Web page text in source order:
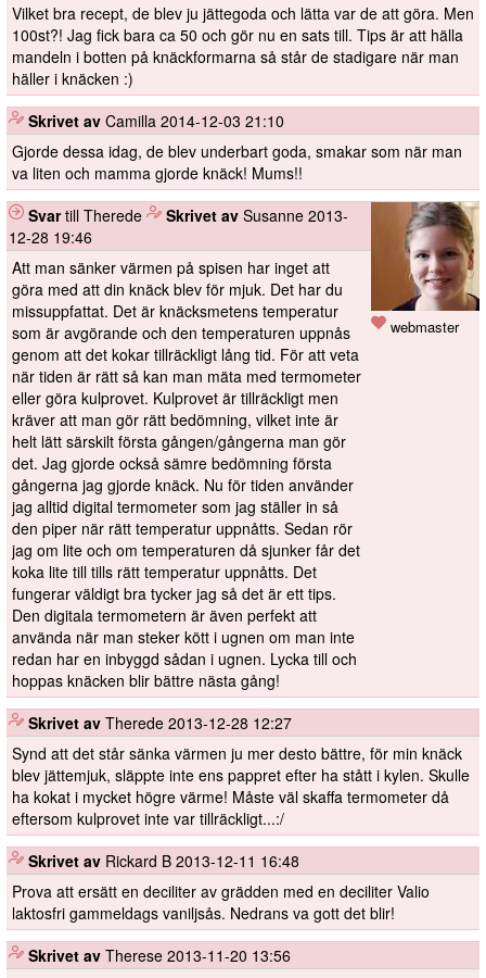
Vilket bra recept, de blev ju jättegoda och lätta var de att göra. Men
100st?! Jag fick bara ca 50 och gör nu en sats till. Tips är att hälla
mandeln i botten på knäckformarna så står de stadigare när man
häller i knäcken :)
Skrivet av Camilla 2014-12-03 21:10
Gjorde dessa idag, de blev underbart goda, smakar som när man
va liten och mamma gjorde knäck! Mums!!
webmaster
Svartill Therede Skrivet av Susanne 2013-
12-28 19:46
Att man sänker värmen på spisen har inget att
göra med att din knäck blev för mjuk. Det har du
missuppfattat. Det är knäcksmetens temperatur
som är avgörande och den temperaturen uppnås
genom att det kokar tillräckligt lång tid. För att veta
när tiden är rätt så kan man mäta med termometer
eller göra kulprovet. Kulprovet är tillräckligt men
kräver att man gör rätt bedömning, vilket inte är
helt lätt särskilt första gången/gångerna man gör
det. Jag gjorde också sämre bedömning första
gångerna jag gjorde knäck. Nu för tiden använder
jag alltid digital termometer som jag ställer in så
den piper när rätt temperatur uppnåtts. Sedan rör
jag om lite och om temperaturen då sjunker får det
koka lite till tills rätt temperatur uppnåtts. Det
fungerar väldigt bra tycker jag så det är ett tips.
Den digitala termometern är även perfekt att
använda när man steker kött i ugnen om man inte
redan har en inbyggd sådan i ugnen. Lycka till och
hoppas knäcken blir bättre nästa gång!
Skrivet av Therede 2013-12-28 12:27
Synd att det står sänka värmen ju mer desto bättre, för min knäck
blev jättemjuk, släppte inte ens pappret efter ha stått i kylen. Skulle
ha kokat i mycket högre värme! Måste väl skaffa termometer då
eftersom kulprovet inte var tillräckligt...:/
Skrivet av Rickard B 2013-12-11 16:48
Prova att ersätt en deciliter av grädden med en deciliter Valio
laktosfri gammeldags vaniljsås. Nedrans va gott det blir!
Skrivet av Therese 2013-11-20 13:56